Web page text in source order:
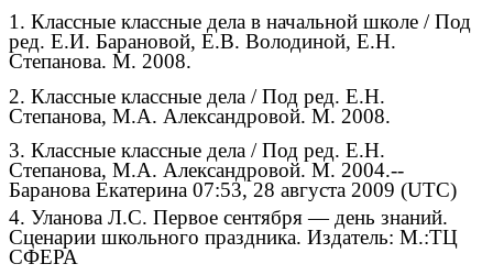
1. Классные классные дела в начальной школе / Под
ред. Е.И. Барановой, Е.В. Володиной, Е.Н.
Степанова. М. 2008.
2. Классные классные дела / Под ред. Е.Н.
Степанова, М.А. Александровой. М. 2008.
3. Классные классные дела / Под ред. Е.Н.
Степанова, М.А. Александровой. М. 2004.--
Баранова Екатерина 07:53, 28 августа 2009 (UTC)
4. Уланова Л.С. Первое сентября — день знаний.
Сценарии школьного праздника. Издатель: М.:ТЦ
СФЕРА